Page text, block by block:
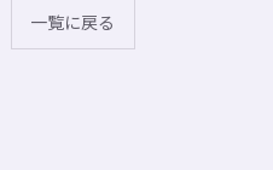
一覧に戻る